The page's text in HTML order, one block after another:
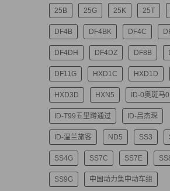
25B 25G 25K 25T
DF4B DF4BK DF4C
DF4DH DF4DZ DF8B
DF11G HXD1C HXD1D
HXD3D HXN5 ID-0奥斑马0
ID-T99五里蹲通过 ID-吕杰琛
ID-温兰旅客 ND5 SS3
SS4G SS7C SS7E
SS9G 中国动力集中动车组